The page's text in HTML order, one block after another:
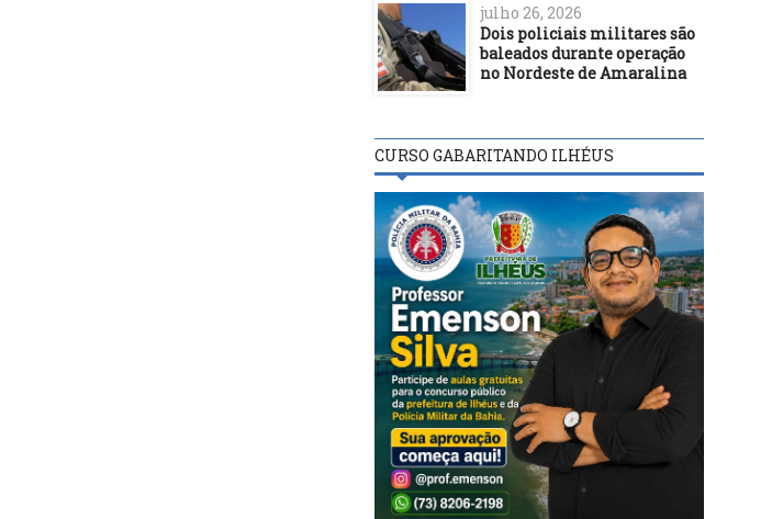
julho 26, 2026
Dois policiais militares são
baleados durante operação
no Nordeste de Amaralina
CURSO GABARITANDO ILHÉUS